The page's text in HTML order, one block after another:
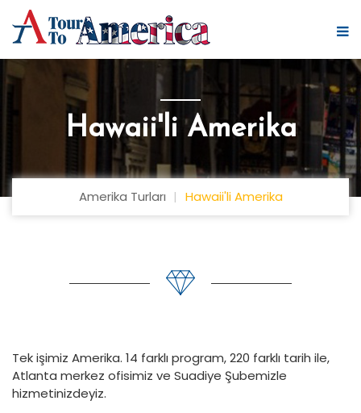
Hawaii'li Amerika
Amerika Turları Hawaii'li Amerika
Tek işimiz Amerika. 14 farklı program, 220 farklı tarih ile,
Atlanta merkez ofisimiz ve Suadiye Şubemizle
hizmetinizdeyiz.